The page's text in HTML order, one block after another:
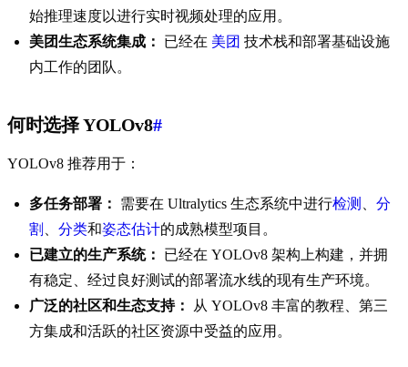
始推理速度以进行实时视频处理的应用。
美团生态系统集成：
已经在 美团 技术栈和部署基础设施
内工作的团队。
何时选择 YOLOv8#
YOLOv8 推荐用于：
多任务部署： 需要在 Ultralytics 生态系统中进行检测
分
割
分类和姿态估计的成熟模型项目。
已建立的生产系统：
已经在 YOLOv8 架构上构建，并拥
有稳定、经过良好测试的部署流水线的现有生产环境。
广泛的社区和生态支持：
从 YOLOv8 丰富的教程、第三
方集成和活跃的社区资源中受益的应用。